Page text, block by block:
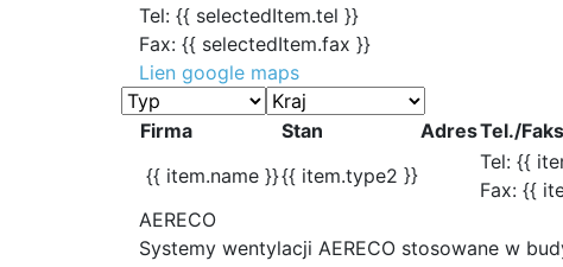
Tel: {{ selectedItem.tel }}
Fax: {{ selectedItem.fax }}
Lien google maps
Firma Stan AdresTel./Faks
{{ item.name }}{{ item.type2 }}
Tel: {{
Fax: {{
AERECO
Systemy wentylacji AERECO stosowane w